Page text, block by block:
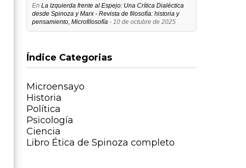
En La Izquierda frente al Espejo: Una Crítica Dialéctica
desde Spinoza y Marx - Revista de filosofía: historia y
pensamiento, Microfilosofía - 10 de octubre de 2025
Índice Categorias
Microensayo
Historia
Política
Psicología
Ciencia
Libro Ética de Spinoza completo